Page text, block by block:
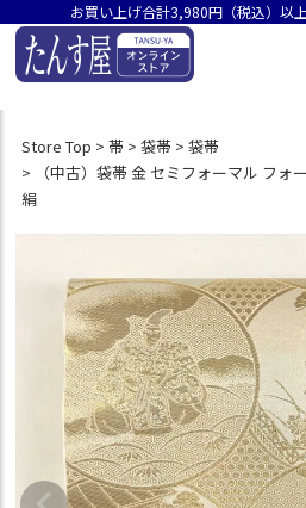
お買い上げ合計3,980円（税込）以
Store Top 帯 袋帯
袋帯
（中古）袋帯 金 セミフォーマル フォ
絹